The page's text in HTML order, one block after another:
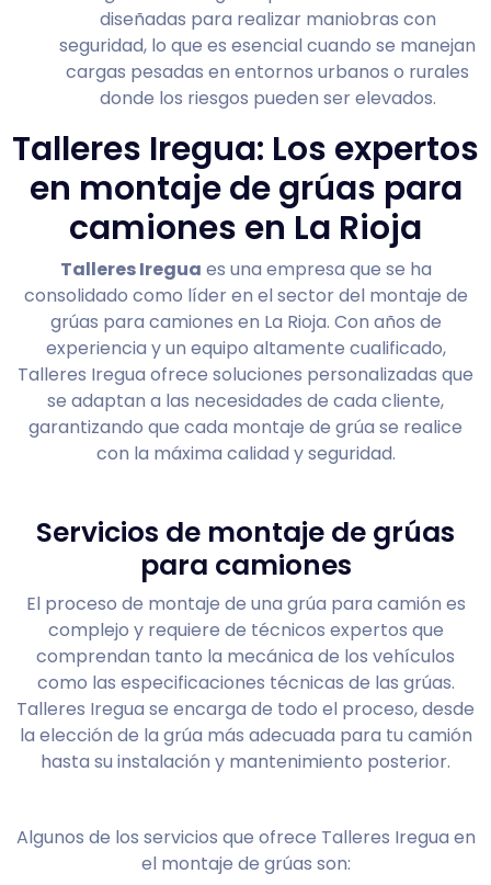
diseñadas para realizar maniobras con
seguridad, lo que es esencial cuando se manejan
cargas pesadas en entornos urbanos o rurales
donde los riesgos pueden ser elevados.
Talleres Iregua: Los expertos
en montaje de grúas para
camiones en La Rioja
Talleres Iregua es una empresa que se ha
consolidado como líder en el sector del montaje de
grúas para camiones en La Rioja. Con años de
experiencia y un equipo altamente cualificado,
Talleres Iregua ofrece soluciones personalizadas que
se adaptan a las necesidades de cada cliente,
garantizando que cada montaje de grúa se realice
con la máxima calidad y seguridad.
Servicios de montaje de grúas
para camiones
El proceso de montaje de una grúa para camión es
complejo y requiere de técnicos expertos que
comprendan tanto la mecánica de los vehículos
como las especificaciones técnicas de las grúas.
Talleres Iregua se encarga de todo el proceso, desde
la elección de la grúa más adecuada para tu camión
hasta su instalación y mantenimiento posterior.
Algunos de los servicios que ofrece Talleres Iregua en
el montaje de grúas son: